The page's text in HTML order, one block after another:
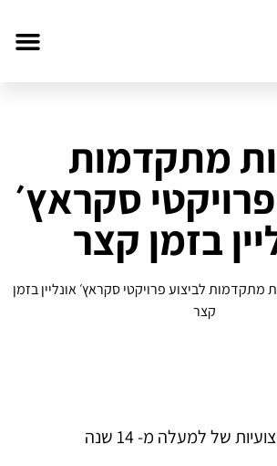
מתקדמות
סקראץ׳
בזמן קצר
מתקדמות לביצוע פרויקטי סקראץ׳ אונליין בזמן
קצר
של למעלה מ- 14 שנה